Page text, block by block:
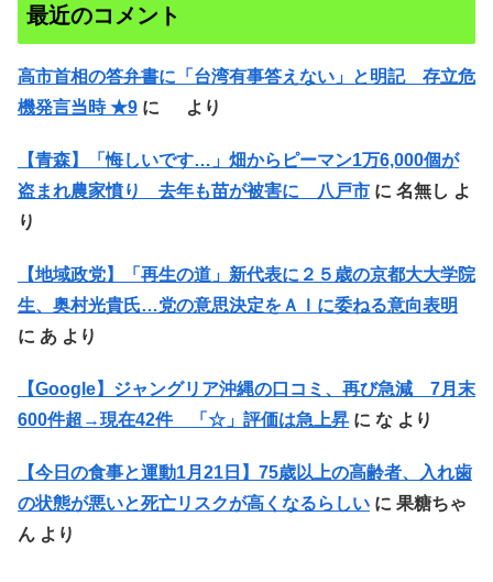
最近のコメント
高市首相の答弁書に「台湾有事答えない」と明記 存立危
機発言当時 ★9 に より
【青森】「悔しいです…」畑からピーマン1万6,000個が
盗まれ農家憤り 去年も苗が被害に 八戸市 に 名無し よ
り
【地域政党】「再生の道」新代表に２５歳の京都大大学院
生、奥村光貴氏…党の意思決定をＡＩに委ねる意向表明
に あ より
【Google】ジャングリア沖縄の口コミ、再び急減 7月末
600件超→現在42件 「☆」評価は急上昇 に な より
【今日の食事と運動1月21日】75歳以上の高齢者、入れ歯
の状態が悪いと死亡リスクが高くなるらしい に 果糖ちゃ
ん より